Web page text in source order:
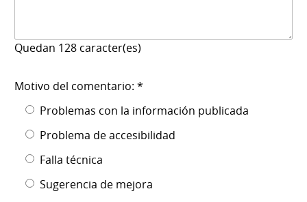
Quedan 128 caracter(es)
Motivo del comentario: *
Problemas con la información publicada
Problema de accesibilidad
Falla técnica
Sugerencia de mejora